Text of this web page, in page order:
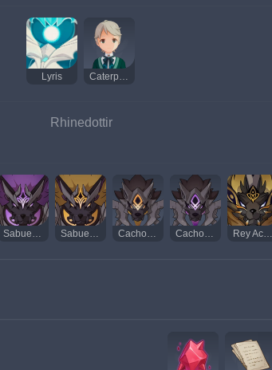
Lyris Caterpillar
Rhinedottir
Sabueso Acechador Eléctrico Sabueso Acechador Lítico Cachorro Acechador Lítico Cachorro Acechador Eléctrico Rey Acechador Dorado